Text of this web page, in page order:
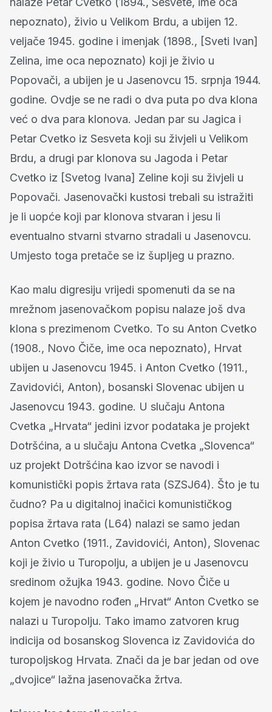
nepoznato), živio u Velikom Brdu, a ubijen 12.
veljače 1945. godine i imenjak (1898., [Sveti Ivan]
Zelina, ime oca nepoznato) koji je živio u
Popovači, a ubijen je u Jasenovcu 15. srpnja 1944.
godine. Ovdje se ne radi o dva puta po dva klona
već o dva para klonova. Jedan par su Jagica i
Petar Cvetko iz Sesveta koji su živjeli u Velikom
Brdu, a drugi par klonova su Jagoda i Petar
Cvetko iz [Svetog Ivana] Zeline koji su živjeli u
Popovači. Jasenovački kustosi trebali su istražiti
je li uopće koji par klonova stvaran i jesu li
eventualno stvarni stvarno stradali u Jasenovcu.
Umjesto toga pretače se iz šupljeg u prazno.
Kao malu digresiju vrijedi spomenuti da se na
mrežnom jasenovačkom popisu nalaze još dva
klona s prezimenom Cvetko. To su Anton Cvetko
(1908., Novo Čiče, ime oca nepoznato), Hrvat
ubijen u Jasenovcu 1945. i Anton Cvetko (1911.,
Zavidovići, Anton), bosanski Slovenac ubijen u
Jasenovcu 1943. godine. U slučaju Antona
Cvetka „Hrvata“ jedini izvor podataka je projekt
Dotršćina, a u slučaju Antona Cvetka „Slovenca“
uz projekt Dotršćina kao izvor se navodi i
komunistički popis žrtava rata (SZSJ64). Što je tu
čudno? Pa u digitalnoj inačici komunističkog
popisa žrtava rata (L64) nalazi se samo jedan
Anton Cvetko (1911., Zavidovići, Anton), Slovenac
koji je živio u Turopolju, a ubijen je u Jasenovcu
sredinom ožujka 1943. godine. Novo Čiče u
kojem je navodno rođen „Hrvat“ Anton Cvetko se
nalazi u Turopolju. Tako imamo zatvoren krug
indicija od bosanskog Slovenca iz Zavidovića do
turopoljskog Hrvata. Znači da je bar jedan od ove
„dvojice“ lažna jasenovačka žrtva.